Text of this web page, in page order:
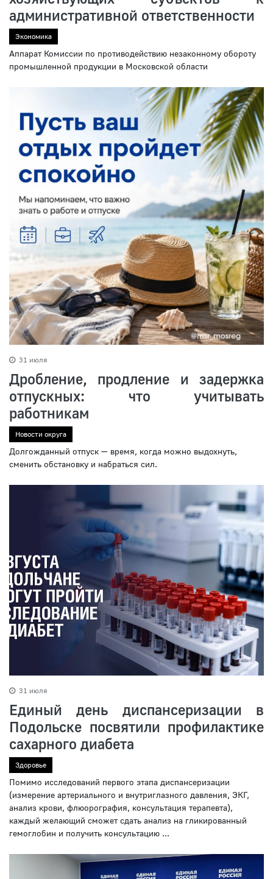
административной ответственности
Экономика
Аппарат Комиссии по противодействию незаконному обороту
промышленной продукции в Московской области
31 июля
Дробление, продление и задержка
отпускных: что учитывать
работникам
Новости округа
Долгожданный отпуск — время, когда можно выдохнуть,
сменить обстановку и набраться сил.
31 июля
Единый день диспансеризации в
Подольске посвятили профилактике
сахарного диабета
Здоровье
Помимо исследований первого этапа диспансеризации
(измерение артериального и внутриглазного давления, ЭКГ,
анализ крови, флюорография, консультация терапевта),
каждый желающий сможет сдать анализ на гликированный
гемоглобин и получить консультацию ...